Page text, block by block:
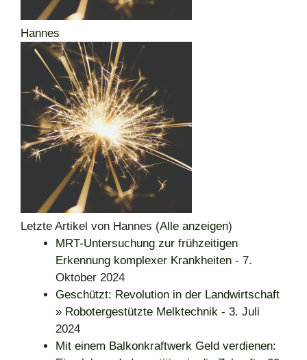
Hannes
Letzte Artikel von Hannes (Alle anzeigen)
MRT-Untersuchung zur frühzeitigen
Erkennung komplexer Krankheiten - 7.
Oktober 2024
Geschützt: Revolution in der Landwirtschaft
» Robotergestützte Melktechnik - 3. Juli
2024
Mit einem Balkonkraftwerk Geld verdienen: